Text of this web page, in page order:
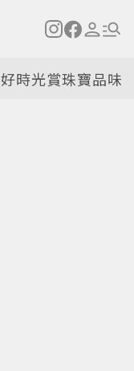
好時光賞珠寶品味